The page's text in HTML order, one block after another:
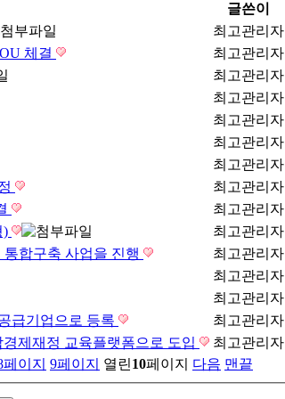
글쓴이
최고관리자
체결 최고관리자
최고관리자
최고관리자
최고관리자
최고관리자
최고관리자
최고관리자
최고관리자
) 최고관리자
합구축 사업을 진행 최고관리자
최고관리자
최고관리자
급기업으로 등록 최고관리자
제재정 교육플랫폼으로 도입 최고관리자
페이지 9페이지 열린10페이지 다음 맨끝